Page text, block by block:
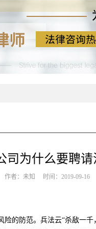
司为什么要聘请
作者：未知 时间：2019-09-16
的防范。兵法云“杀敌一